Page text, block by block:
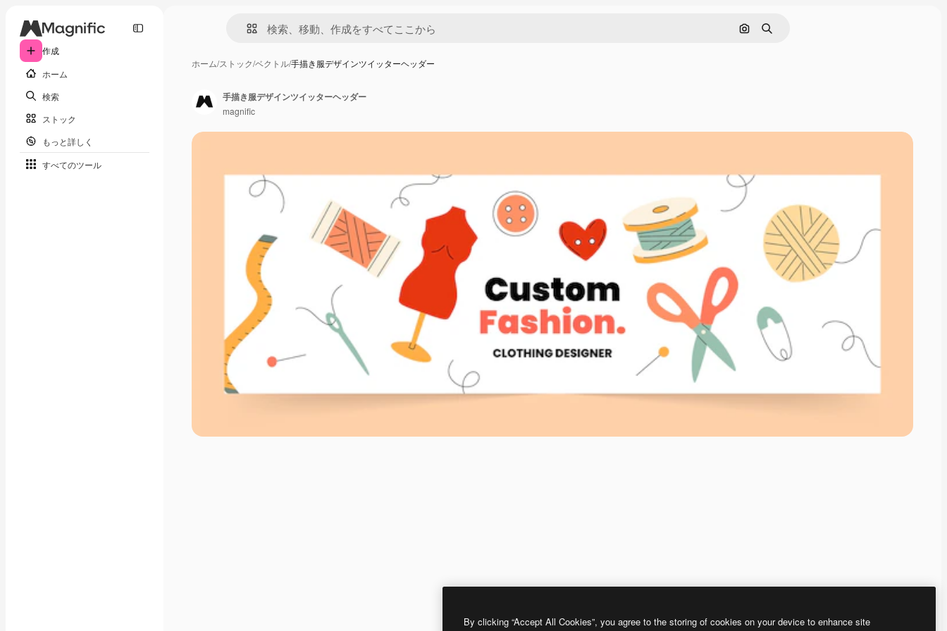
作成
ホーム
検索
ストック
もっと詳しく
すべてのツール
画像で検索
検索
ホーム/ストック/ベクトル/手描き服デザインツイッターヘッダー
手描き服デザインツイッターヘッダー
magnific
By clicking “Accept All Cookies”, you agree to the storing of cookies on your device to enhance site